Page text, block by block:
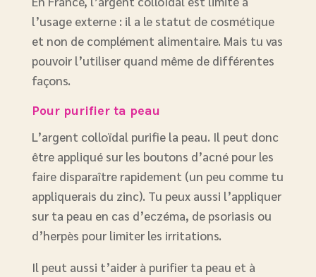
l’usage externe : il a le statut de cosmétique
et non de complément alimentaire. Mais tu vas
pouvoir l’utiliser quand même de différentes
façons.
Pour purifier ta peau
L’argent colloïdal purifie la peau. Il peut donc
être appliqué sur les boutons d’acné pour les
faire disparaître rapidement (un peu comme tu
appliquerais du zinc). Tu peux aussi l’appliquer
sur ta peau en cas d’eczéma, de psoriasis ou
d’herpès pour limiter les irritations.
Il peut aussi t’aider à purifier ta peau et à